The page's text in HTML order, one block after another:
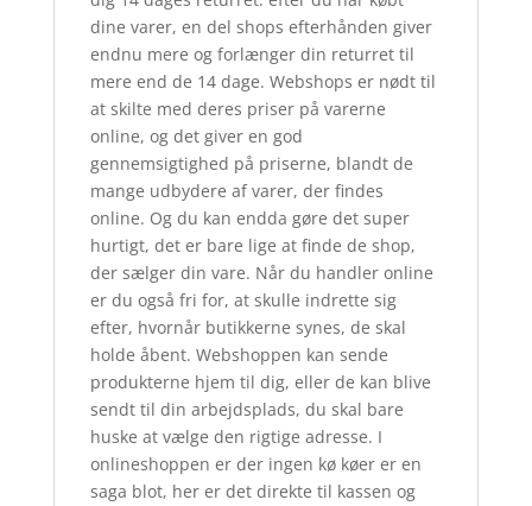
dine varer, en del shops efterhånden giver
endnu mere og forlænger din returret til
mere end de 14 dage. Webshops er nødt til
at skilte med deres priser på varerne
online, og det giver en god
gennemsigtighed på priserne, blandt de
mange udbydere af varer, der findes
online. Og du kan endda gøre det super
hurtigt, det er bare lige at finde de shop,
der sælger din vare. Når du handler online
er du også fri for, at skulle indrette sig
efter, hvornår butikkerne synes, de skal
holde åbent. Webshoppen kan sende
produkterne hjem til dig, eller de kan blive
sendt til din arbejdsplads, du skal bare
huske at vælge den rigtige adresse. I
onlineshoppen er der ingen kø køer er en
saga blot, her er det direkte til kassen og